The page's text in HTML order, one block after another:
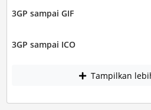
3GP sampai GIF
3GP sampai ICO
Tampilkan